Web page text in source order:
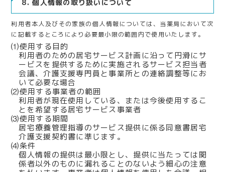
8. 個人情報の取り扱いについて
利用者本人及びその家族の個人情報については、当薬局において次
に記載するところにより必要最小限の範囲内で使用いたします。
⑴使用する目的
利用者のための居宅サービス計画に沿って円滑にサ
ービスを提供するために実施されるサービス担当者
会議、介護支援専門員と事業所との連絡調整等にお
いて必要な場合
⑵使用する事業者の範囲
利用者が現在使用している、または今後使用するこ
とを希望する居宅サービス事業者
⑶使用する期間
居宅療養管理指導のサービス提供に係る同意書居宅
介護支援契約書に準じます。
⑷条件
個人情報の提供は最小限とし、提供に当たっては関
係者以外のものに漏れることのないよう細心の注意